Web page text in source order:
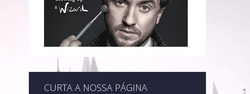
CURTA A NOSSA PÁGINA